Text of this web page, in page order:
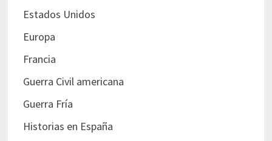
Estados Unidos
Europa
Francia
Guerra Civil americana
Guerra Fría
Historias en España